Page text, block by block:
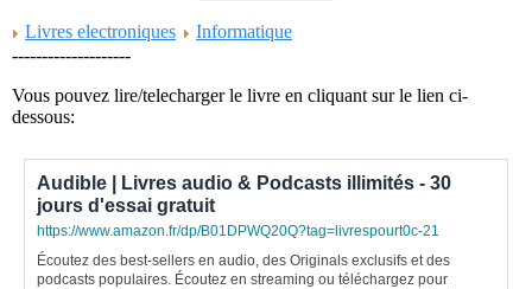
Livres electroniques
Informatique
--------------------
Vous pouvez lire/telecharger le livre en cliquant sur le lien ci-
dessous:
Audible | Livres audio & Podcasts illimités - 30
jours d'essai gratuit
https://www.amazon.fr/dp/B01DPWQ20Q?tag=livrespourt0c-21
Écoutez des best-sellers en audio, des Originals exclusifs et des
podcasts populaires. Écoutez en streaming ou téléchargez pour